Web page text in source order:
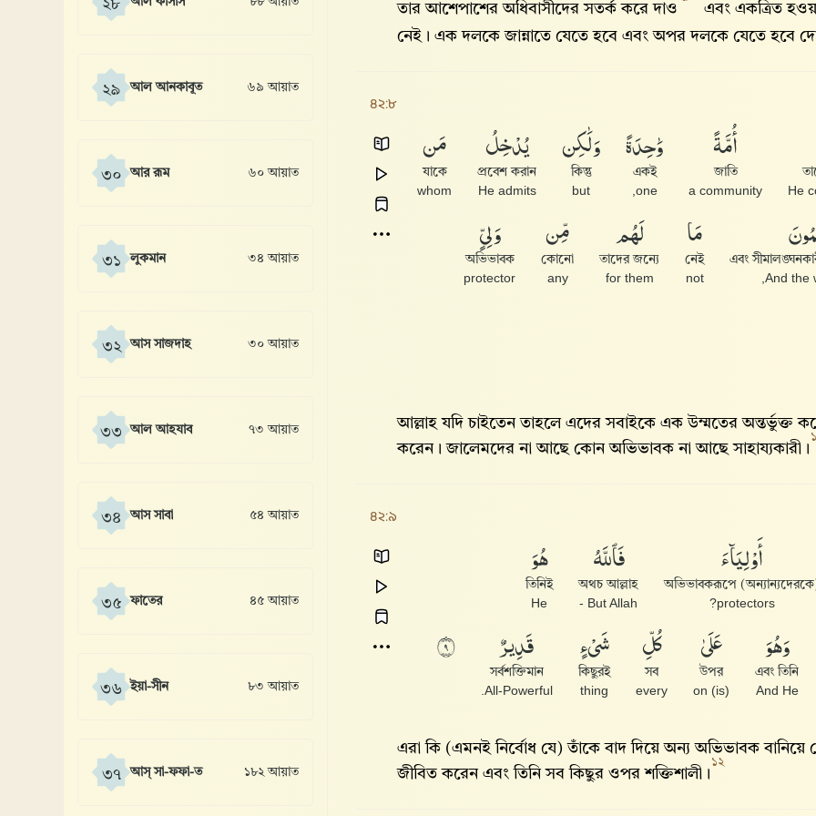
২৮
২৯ আল আনকাবূত ৬৯ আয়াত
৩০ আর রূম ৬০ আয়াত
৩১ লুকমান ৩৪ আয়াত
৩২ আস সাজদাহ ৩০ আয়াত
৩৩ আল আহযাব ৭৩ আয়াত
৩৪ আস সাবা ৫৪ আয়াত
৩৫ ফাতের ৪৫ আয়াত
৩৬ ইয়া-সীন ৮৩ আয়াত
৩৭ আস্ সা-ফফা-ত ১৮২ আয়াত
তার আশেপাশের অধিবাসীদের সতর্ক করে দাও
এবং একত্রিত
নেই। এক দলকে জান্নাতে যেতে হবে এবং অপর দলকে যেতে হবে
৪২:৮
He
أُمَّةً
জাতি
a community
وَٰحِدَةً
একই
one,
وَلَٰكِن
কিন্তু
but
يُدْخِلُ
প্রবেশ করান
He admits
مَن
যাকে
whom
এবং
And the
مَا
নেই
not
لَهُم
তাদের জন্যে
for them
مِّن
কোনো
any
وَلِىٍّ
অভিভাবক
protector
আল্লাহ যদি চাইতেন তাহলে এদের সবাইকে এক উম্মতের অন্তর্ভুক্ত
করেন। জালেমদের না আছে কোন অভিভাবক না আছে সাহায্যকারী।
৪২:৯
أَوْلِيَآءَ
অভিভাবকরূপে
protectors?
فَٱللَّهُ
অথচ আল্লাহ
But Allah -
هُوَ
তিনিই
He
وَهُوَ
এবং তিনি
And He
عَلَىٰ
উপর
(is) on
كُلِّ
সব
every
شَىْءٍ
কিছুরই
thing
قَدِيرٌ
সর্বশক্তিমান
All-Powerful.
٩
এরা কি (এমনই নির্বোধ যে) তাঁকে বাদ দিয়ে অন্য অভিভাবক
জীবিত করেন এবং তিনি সব কিছুর ওপর শক্তিশালী।
১২